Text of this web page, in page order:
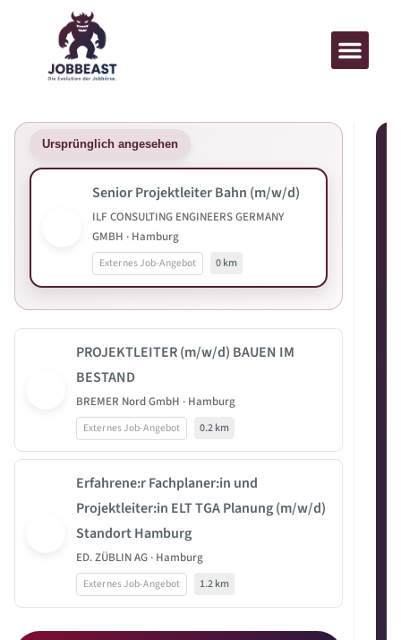
Ursprünglich angesehen
Senior Projektleiter Bahn (m/w/d)
ILF CONSULTING ENGINEERS GERMANY
GMBH · Hamburg
Externes Job-Angebot 0 km
PROJEKTLEITER (m/w/d) BAUEN IM
BESTAND
BREMER Nord GmbH · Hamburg
Externes Job-Angebot 0.2 km
Erfahrene:r Fachplaner:in und
Projektleiter:in ELT TGA Planung (m/w/d)
Standort Hamburg
ED. ZÜBLIN AG · Hamburg
Externes Job-Angebot 1.2 km